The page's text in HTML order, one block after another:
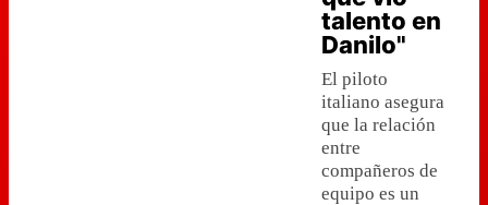
talento en
Danilo"
El piloto
italiano asegura
que la relación
entre
compañeros de
equipo es un